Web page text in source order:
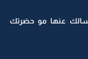
عنها مو حضرتك